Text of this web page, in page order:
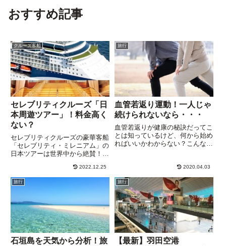
おすすめ記事
クルーズ客船
セレブリティクルーズ「日
本周遊ツアー」！料金高く
ない？
セレブリティクルーズの豪華客船
「セレブリティ・ミレニアム」の
日本ツアーは世界中から絶賛！
く日本周遊１０日間２０１９」の
募集開始ですが、おススメの客室
３タイプは早目に無くなってしま
2022.12.25
旅行
血管若返り運動！一人じゃ
続けられないなら・・・
血管若返りが健康の秘訣だってこ
とは知っているけど、何から始め
ればいいかわからない？こんな
く車を使わず歩くようにしていま
すが、運動量は多分足りない！で
も、自分の健康状態をチェックで
き...
2020.04.03
旅行
石垣島を天気から分析！旅
旅行
【最新】羽田空港